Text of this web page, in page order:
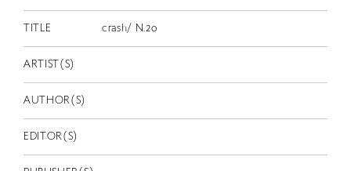
EN
TITLE crash/ N.20
ARTIST(S)
AUTHOR(S)
EDITOR(S)